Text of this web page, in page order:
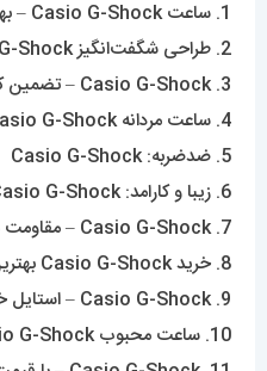
1. ساعت Casio G-Shock – بهترین هدیه
2. طراحی شگفت‌انگیز Casio G-Shock
3. Casio G-Shock – تضمین کیفیت
4. ساعت مردانه Casio G-Shock
5. ضدضربه: Casio G-Shock
6. زیبا و کارامد: Casio G-Shock
7. Casio G-Shock – مقاومت در برابر آب
8. خرید Casio G-Shock بهترین انتخاب
9. Casio G-Shock – استایل خاص
10. ساعت محبوب Casio G-Shock